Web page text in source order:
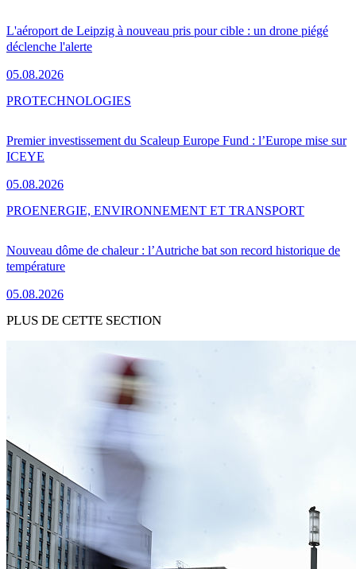
L'aéroport de Leipzig à nouveau pris pour cible : un drone piégé
déclenche l'alerte
05.08.2026
Premier investissement du Scaleup Europe Fund : l’Europe mise sur
ICEYE
05.08.2026
PROTECHNOLOGIES
Nouveau dôme de chaleur : l’Autriche bat son record historique de
température
05.08.2026
PROENERGIE, ENVIRONNEMENT ET TRANSPORT
PLUS DE CETTE SECTION